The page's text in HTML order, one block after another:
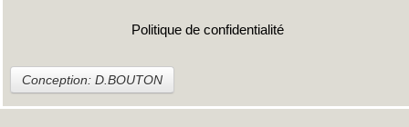
Politique de confidentialité
Conception: D.BOUTON